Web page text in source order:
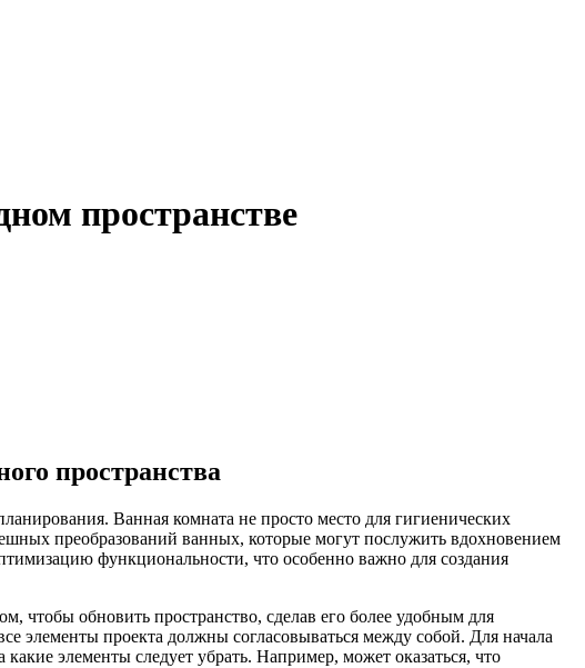
пространстве
пространства
Ванная комната не просто место для гигиенических
преобразований ванных, которые могут послужить вдохновением
функциональности, что особенно важно для создания
чтобы обновить пространство, сделав его более удобным для
элементы проекта должны согласовываться между собой. Для начала
элементы следует убрать. Например, может оказаться, что